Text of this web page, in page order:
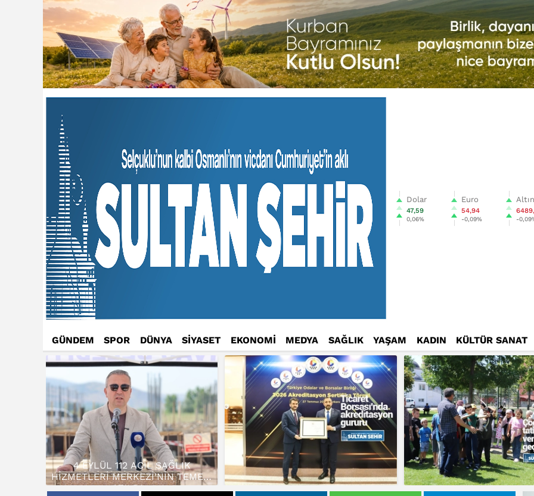
Dolar
47,59
0,06%
Euro
54,94
-0,09%
Altın
-
GÜNDEM SPOR DÜNYA SİYASET EKONOMİ MEDYA SAĞLIK YAŞAM KADIN KÜLTÜR SANAT
4 EYLÜL 112 ACİL SAĞLIK
HİZMETLERİ MERKEZİ’NİN TEMELİ
ATILDI…